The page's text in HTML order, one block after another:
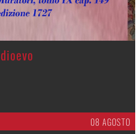
08 AGOSTO